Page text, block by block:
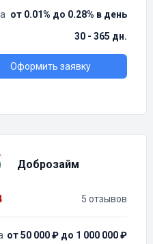
от 0.01% до 0.28% в день
30 - 365 дн.
Оформить заявку
Доброзайм
5 отзывов
от 50 000 ₽ до 1 000 000 ₽